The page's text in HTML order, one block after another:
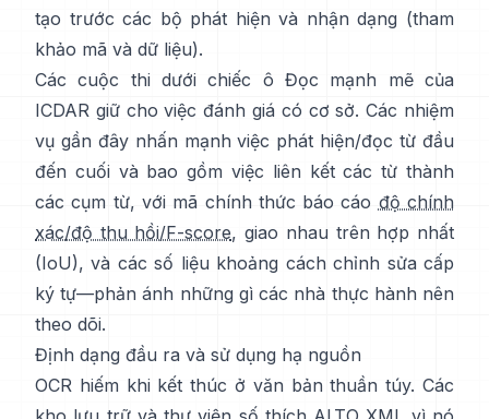
tạo trước các bộ phát hiện và nhận dạng (tham
khảo mã và dữ liệu).
Các cuộc thi dưới chiếc ô Đọc mạnh mẽ của
ICDAR giữ cho việc đánh giá có cơ sở. Các nhiệm
vụ gần đây nhấn mạnh việc phát hiện/đọc từ đầu
đến cuối và bao gồm việc liên kết các từ thành
các cụm từ, với mã chính thức báo cáo độ chính
xác/độ thu hồi/F-score, giao nhau trên hợp nhất
(IoU), và các số liệu khoảng cách chỉnh sửa cấp
ký tự—phản ánh những gì các nhà thực hành nên
theo dõi.
Định dạng đầu ra và sử dụng hạ nguồn
OCR hiếm khi kết thúc ở văn bản thuần túy. Các